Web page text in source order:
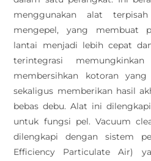
menggunakan alat
mengepel, yang membuat
lantai menjadi lebih cepat
terintegrasi
membersihkan kotoran
sekaligus memberikan hasil
bebas debu. Alat ini
untuk fungsi pel. Vacuum
dilengkapi dengan sistem
Efficiency Particulate Air)